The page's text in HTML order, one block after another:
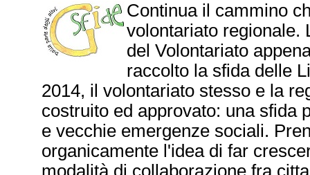
Continua il cammino
volontariato regionale.
del Volontariato
raccolto la sfida delle
2014, il volontariato stesso e la
costruito ed approvato: una sfida
e vecchie emergenze sociali.
organicamente l'idea di far
modalità di collaborazione fra